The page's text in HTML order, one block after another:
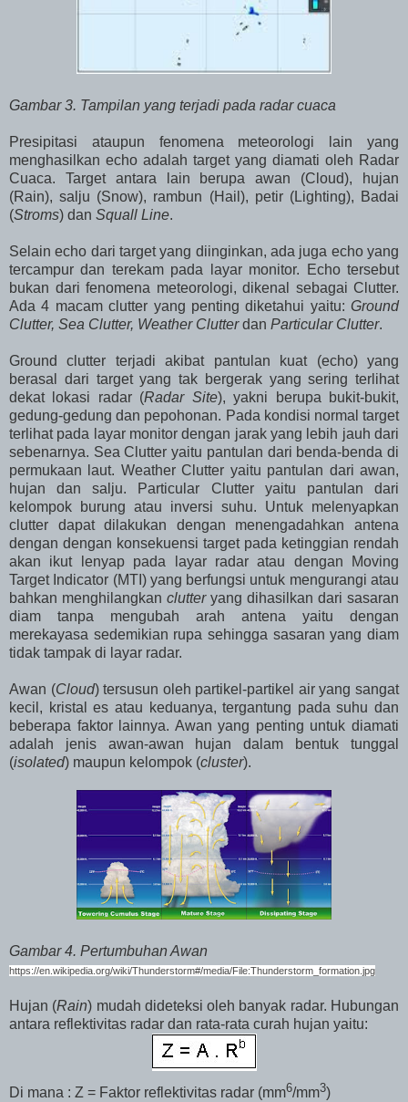
Gambar 3. Tampilan yang terjadi pada radar cuaca
Presipitasi ataupun fenomena meteorologi lain yang
menghasilkan echo adalah target yang diamati oleh Radar
Cuaca. Target antara lain berupa awan (Cloud), hujan
(Rain), salju (Snow), rambun (Hail), petir (Lighting), Badai
(Stroms) dan Squall Line.
Selain echo dari target yang diinginkan, ada juga echo yang
tercampur dan terekam pada layar monitor. Echo tersebut
bukan dari fenomena meteorologi, dikenal sebagai Clutter.
Ada 4 macam clutter yang penting diketahui yaitu: Ground
Clutter, Sea Clutter, Weather Clutterdan Particular Clutter.
Ground clutter terjadi akibat pantulan kuat (echo) yang
berasal dari target yang tak bergerak yang sering terlihat
dekat lokasi radar (Radar Site), yakni berupa bukit-bukit,
gedung-gedung dan pepohonan. Pada kondisi normal target
terlihat pada layar monitor dengan jarak yang lebih jauh dari
sebenarnya. Sea Clutter yaitu pantulan dari benda-benda di
permukaan laut. Weather Clutter yaitu pantulan dari awan,
hujan dan salju. Particular Clutter yaitu pantulan dari
kelompok burung atau inversi suhu. Untuk melenyapkan
clutter dapat dilakukan dengan menengadahkan antena
dengan dengan konsekuensi target pada ketinggian rendah
akan ikut lenyap pada layar radar atau dengan Moving
Target Indicator (MTI) yang berfungsi untuk mengurangi atau
bahkan menghilangkan clutteryang dihasilkan dari sasaran
diam tanpa mengubah arah antena yaitu dengan
merekayasa sedemikian rupa sehingga sasaran yang diam
tidak tampak di layar radar.
Awan (Cloud) tersusun oleh partikel-partikel air yang sangat
kecil, kristal es atau keduanya, tergantung pada suhu dan
beberapa faktor lainnya. Awan yang penting untuk diamati
adalah jenis awan-awan hujan dalam bentuk tunggal
(isolated) maupun kelompok (cluster).
Gambar 4. Pertumbuhan Awan
https://en.wikipedia.org/wiki/Thunderstorm#/media/File:Thunderstorm_formation.jpg
Hujan (Rain) mudah dideteksi oleh banyak radar. Hubungan
antara reflektivitas radar dan rata-rata curah hujan yaitu:
Di mana : Z = Faktor reflektivitas radar (mm6/mm3)